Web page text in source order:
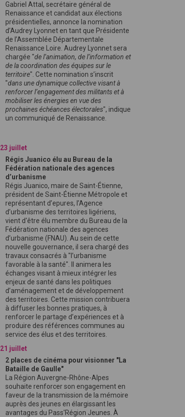
Gabriel Attal, secrétaire général de
Renaissance et candidat aux élections
présidentielles, annonce la nomination
d’Audrey Lyonnet en tant que Présidente
de l’Assemblée Départementale
Renaissance Loire. Audrey Lyonnet sera
chargée "de l’animation, de l’information et
de la coordination des équipes sur le
territoire". Cette nomination s’inscrit
"dans une dynamique collective visant à
renforcer l’engagement des militants et à
mobiliser les énergies en vue des
prochaines échéances électorales", indique
un communiqué de Renaissance.
23 juillet
Régis Juanico élu au Bureau de la
Fédération nationale des agences
d’urbanisme
Régis Juanico, maire de Saint-Étienne,
président de Saint-Étienne Métropole et
représentant d’epures, l’Agence
d’urbanisme des territoires ligériens,
vient d'être élu membre du Bureau de la
Fédération nationale des agences
d’urbanisme (FNAU). Au sein de cette
nouvelle gouvernance, il sera chargé des
travaux consacrés à "l’urbanisme
favorable à la santé". Il animera les
échanges visant à mieux intégrer les
enjeux de santé dans les politiques
d’aménagement et de développement
des territoires. Cette mission contribuera
à diffuser les bonnes pratiques, à
renforcer le partage d’expériences et à
produire des références communes au
service des élus et des territoires.
21 juillet
2 places de cinéma pour visionner "La
Bataille de Gaulle"
La Région Auvergne-Rhône-Alpes
souhaite renforcer son engagement en
faveur de la transmission de la mémoire
auprès des jeunes en élargissant les
avantages du Pass'Région Jeunes. À